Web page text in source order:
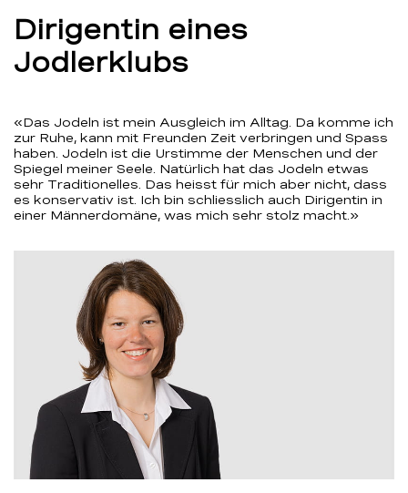
Dirigentin eines
Jodlerklubs
«Das Jodeln ist mein Ausgleich im Alltag. Da komme ich
zur Ruhe, kann mit Freunden Zeit verbringen und Spass
haben. Jodeln ist die Urstimme der Menschen und der
Spiegel meiner Seele. Natürlich hat das Jodeln etwas
sehr Traditionelles. Das heisst für mich aber nicht, dass
es konservativ ist. Ich bin schliesslich auch Dirigentin in
einer Männerdomäne, was mich sehr stolz macht.»